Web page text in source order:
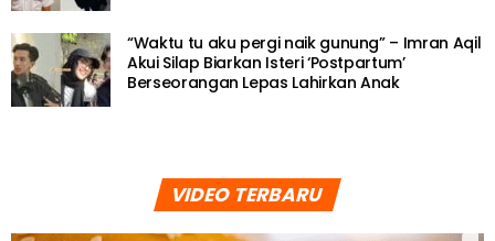
“Waktu tu aku pergi naik gunung” – Imran Aqil
Akui Silap Biarkan Isteri ‘Postpartum’
Berseorangan Lepas Lahirkan Anak
VIDEO TERBARU